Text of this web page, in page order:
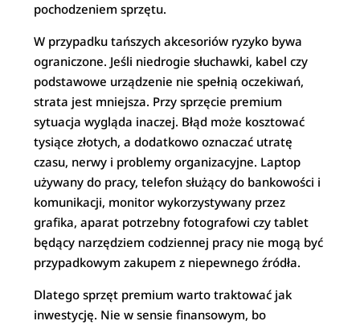
pochodzeniem sprzętu.
W przypadku tańszych akcesoriów ryzyko bywa
ograniczone. Jeśli niedrogie słuchawki, kabel czy
podstawowe urządzenie nie spełnią oczekiwań,
strata jest mniejsza. Przy sprzęcie premium
sytuacja wygląda inaczej. Błąd może kosztować
tysiące złotych, a dodatkowo oznaczać utratę
czasu, nerwy i problemy organizacyjne. Laptop
używany do pracy, telefon służący do bankowości i
komunikacji, monitor wykorzystywany przez
grafika, aparat potrzebny fotografowi czy tablet
będący narzędziem codziennej pracy nie mogą być
przypadkowym zakupem z niepewnego źródła.
Dlatego sprzęt premium warto traktować jak
inwestycję. Nie w sensie finansowym, bo